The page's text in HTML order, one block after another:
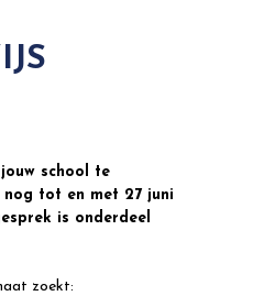
school te
nog tot en met 27 juni
is onderdeel
zoekt: